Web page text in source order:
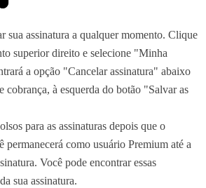
sua assinatura a qualquer momento. Clique
superior direito e selecione "Minha
a opção "Cancelar assinatura" abaixo
cobrança, à esquerda do botão "Salvar as
para as assinaturas depois que o
permanecerá como usuário Premium até a
Você pode encontrar essas
sua assinatura.